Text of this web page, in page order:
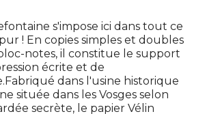
s'impose ici dans tout ce
! En copies simples et doubles
notes, il constitue le support
écrite et de
dans l'usine historique
située dans les Vosges selon
secrète, le papier Vélin